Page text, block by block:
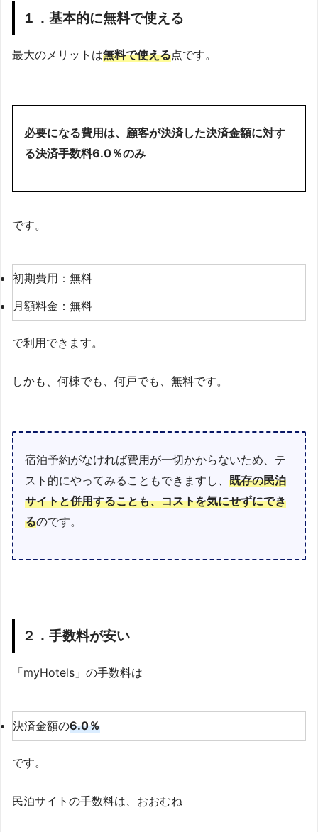
１．基本的に無料で使える
最大のメリットは無料で使える点です。
必要になる費用は、顧客が決済した決済金額に対す
る決済手数料6.0％のみ
です。
初期費用：無料
月額料金：無料
で利用できます。
しかも、何棟でも、何戸でも、無料です。
宿泊予約がなければ費用が一切かからないため、テ
スト的にやってみることもできますし、 既存の民泊
サイトと併用することも、コストを気にせずにでき
るのです。
２．手数料が安い
「myHotels」の手数料は
決済金額の6.0％
です。
民泊サイトの手数料は、おおむね